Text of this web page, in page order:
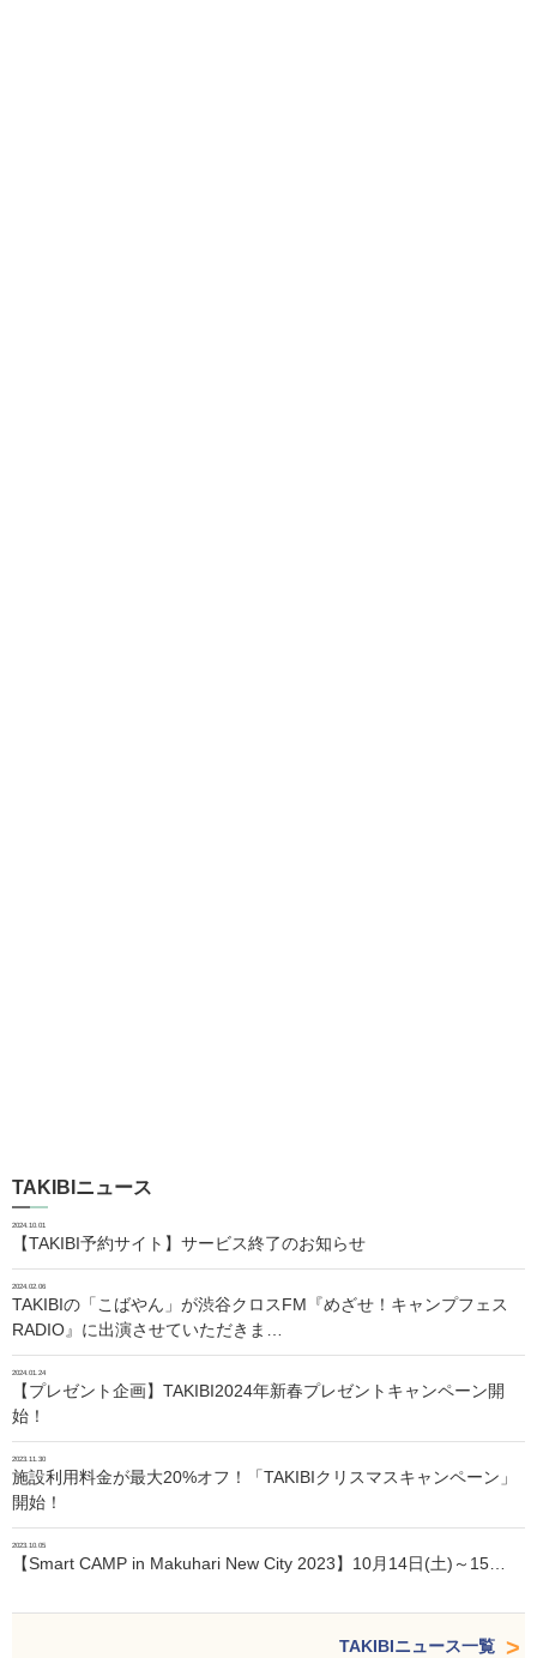
TAKIBIニュース
2024.10.01
【TAKIBI予約サイト】サービス終了のお知らせ
2024.02.06
TAKIBIの「こばやん」が渋谷クロスFM『めざせ！キャンプフェス
RADIO』に出演させていただきま…
2024.01.24
【プレゼント企画】TAKIBI2024年新春プレゼントキャンペーン開
始！
2023.11.30
施設利用料金が最大20%オフ！「TAKIBIクリスマスキャンペーン」
開始！
2023.10.05
【Smart CAMP in Makuhari New City 2023】10月14日(土)～15…
TAKIBIニュース一覧